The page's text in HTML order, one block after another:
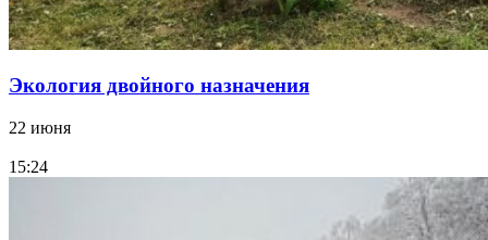
Экология двойного назначения
22 июня
15:24